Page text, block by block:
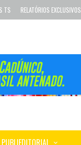
TS RELATÓRIOS EXCLUSIVOS
PUBLIEDITORIAL